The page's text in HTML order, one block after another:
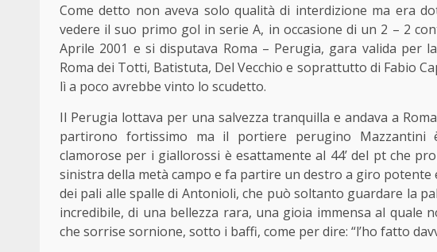
Come detto non aveva solo qualità di interdizione ma era
vedere il suo primo gol in serie A, in occasione di un 2 – 2
Aprile 2001 e si disputava Roma – Perugia, gara valida per
Roma dei Totti, Batistuta, Del Vecchio e soprattutto di Fabio
lì a poco avrebbe vinto lo scudetto.
Il Perugia lottava per una salvezza tranquilla e andava a
partirono fortissimo ma il portiere perugino Mazzantini
clamorose per i giallorossi è esattamente al 44’ del pt che
sinistra della metà campo e fa partire un destro a giro potente
dei pali alle spalle di Antonioli, che può soltanto guardare la
incredibile, di una bellezza rara, una gioia immensa al quale
che sorrise sornione, sotto i baffi, come per dire: “l’ho fatto